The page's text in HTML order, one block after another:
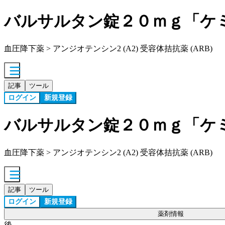
バルサルタン錠２０ｍｇ「ケ
血圧降下薬 > アンジオテンシン2 (A2) 受容体拮抗薬 (ARB)
記事 ツール
ログイン 新規登録
バルサルタン錠２０ｍｇ「ケ
血圧降下薬 > アンジオテンシン2 (A2) 受容体拮抗薬 (ARB)
記事 ツール
ログイン 新規登録
薬剤情報